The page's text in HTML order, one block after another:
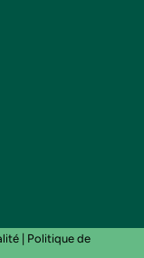
| Politique de